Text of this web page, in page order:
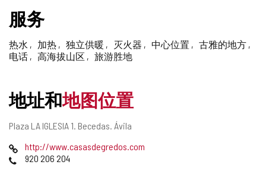
服务
热水 加热 独立供暖 灭火器 中心位置
古雅的地方
电话
高海拔山区 旅游胜地
地址和地图位置
邮
地
址
Plaza LA IGLESIA 1. Becedas. Ávila
网
页
http://www.casasdegredos.com
电
920 206 204